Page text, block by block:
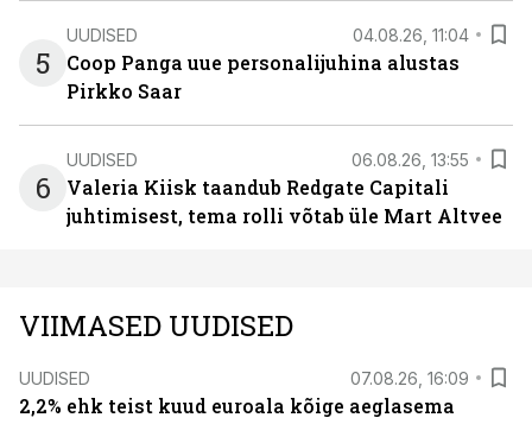
5
UUDISED 04.08.26, 11:04
Coop Panga uue personalijuhina alustas
Pirkko Saar
6
UUDISED 06.08.26, 13:55
Valeria Kiisk taandub Redgate Capitali
juhtimisest, tema rolli võtab üle Mart Altvee
VIIMASED UUDISED
UUDISED 07.08.26, 16:09
2,2% ehk teist kuud euroala kõige aeglasema